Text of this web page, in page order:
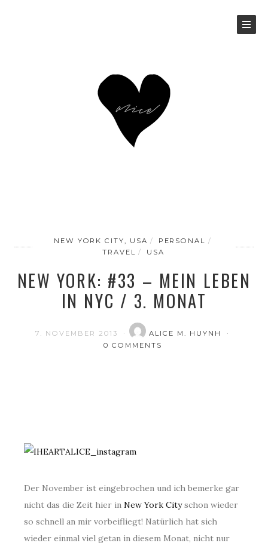
NEW YORK CITY, USA
PERSONAL
TRAVEL
USA
NEW YORK: #33 – MEIN LEBEN
IN NYC / 3. MONAT
7. NOVEMBER 2013
ALICE M. HUYNH
0 COMMENTS
Der November ist eingebrochen und ich bemerke gar
nicht das die Zeit hier in New York Cityschon wieder
so schnell an mir vorbeifliegt! Natürlich hat sich
wieder einmal viel getan in diesem Monat, nicht nur